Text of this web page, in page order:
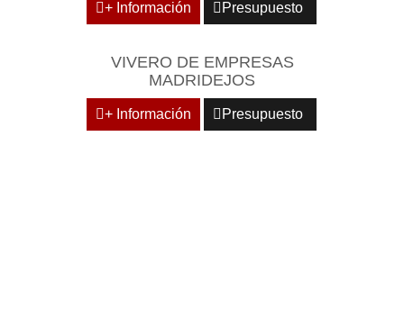
+ Información Presupuesto
VIVERO DE EMPRESAS
MADRIDEJOS
+ Información Presupuesto